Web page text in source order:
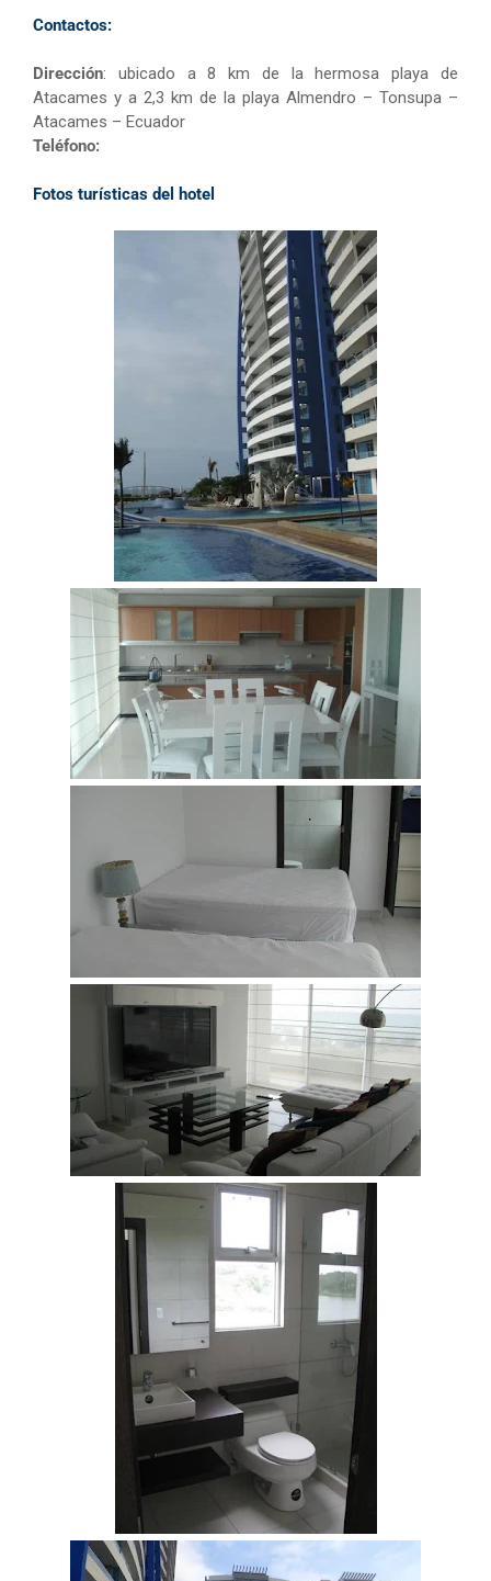
Contactos:
Dirección: ubicado a 8 km de la hermosa playa de
Atacames y a 2,3 km de la playa Almendro – Tonsupa –
Atacames – Ecuador
Teléfono:
Fotos turísticas del hotel